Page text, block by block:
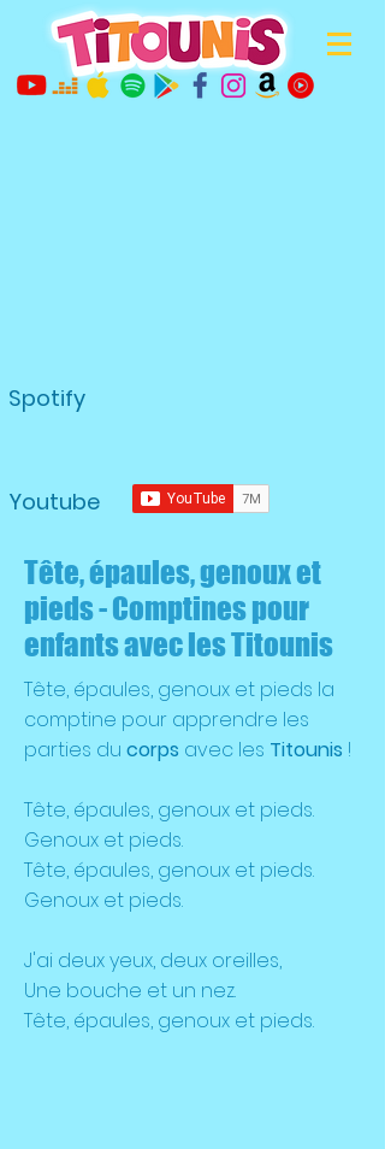
Spotify
Youtube
Tête, épaules, genoux et
pieds - Comptines pour
enfants avec les Titounis
Tête, épaules, genoux et pieds la
comptine pour apprendre les
parties du corps avec les Titounis !
Tête, épaules, genoux et pieds.
Genoux et pieds.
Tête, épaules, genoux et pieds.
Genoux et pieds.
J'ai deux yeux, deux oreilles,
Une bouche et un nez.
Tête, épaules, genoux et pieds.